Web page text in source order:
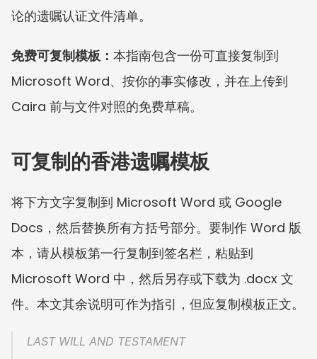
论的遗嘱认证文件清单。
免费可复制模板： 本指南包含一份可直接复制到
Microsoft Word、按你的事实修改，并在上传到
Caira 前与文件对照的免费草稿。
可复制的香港遗嘱模板
将下方文字复制到 Microsoft Word 或 Google
Docs，然后替换所有方括号部分。要制作 Word 版
本，请从模板第一行复制到签名栏，粘贴到
Microsoft Word 中，然后另存或下载为 .docx 文
件。本文其余说明可作为指引，但应复制模板正文。
LAST WILL AND TESTAMENT